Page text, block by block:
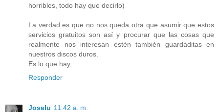
horribles, todo hay que decirlo)
La verdad es que no nos queda otra que asumir que estos
servicios gratuitos son así y procurar que las cosas que
realmente nos interesan estén también guardaditas en
nuestros discos duros.
Es lo que hay,
Responder
Joselu 11:42 a. m.